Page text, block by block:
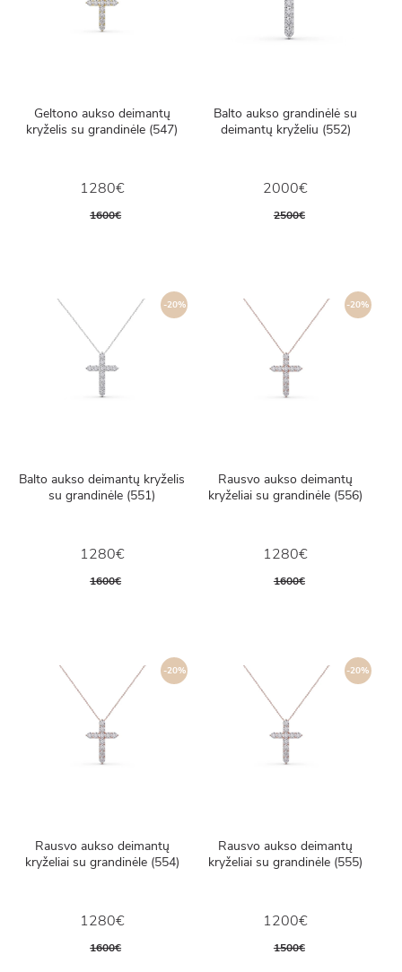
Geltono aukso deimantų
kryželis su grandinėle (547)
1280€
1600€
Balto aukso grandinėlė su
deimantų kryželiu (552)
2000€
2500€
-20%
Balto aukso deimantų kryželis
su grandinėle (551)
1280€
1600€
-20%
Rausvo aukso deimantų
kryželiai su grandinėle (556)
1280€
1600€
-20%
Rausvo aukso deimantų
kryželiai su grandinėle (554)
1280€
1600€
-20%
Rausvo aukso deimantų
kryželiai su grandinėle (555)
1200€
1500€